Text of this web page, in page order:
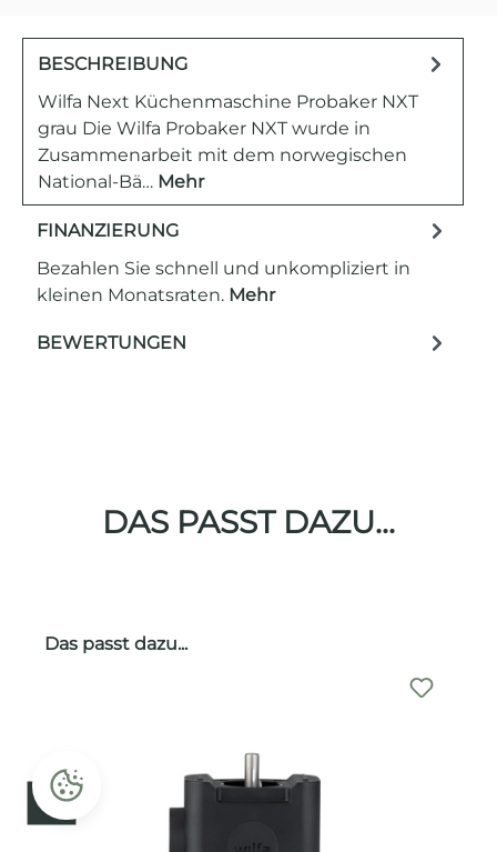
BESCHREIBUNG
Wilfa Next Küchenmaschine Probaker NXT
grau Die Wilfa Probaker NXT wurde in
Zusammenarbeit mit dem norwegischen
National-Bä… Mehr
FINANZIERUNG
Bezahlen Sie schnell und unkompliziert in
kleinen Monatsraten. Mehr
BEWERTUNGEN
DAS PASST DAZU...
Produktgalerie überspringen
Das passt dazu...